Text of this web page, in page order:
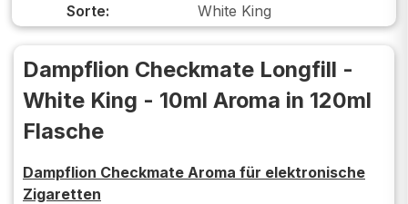
Sorte:
White King
Dampflion Checkmate Longfill -
White King - 10ml Aroma in 120ml
Flasche
Dampflion Checkmate Aroma für elektronische
Zigaretten